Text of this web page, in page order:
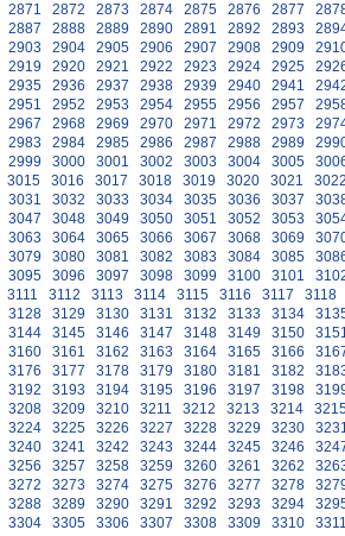
2871 2872 2873 2874 2875 2876 2877
2887 2888 2889 2890 2891 2892 2893
2903 2904 2905 2906 2907 2908 2909
2919 2920 2921 2922 2923 2924 2925
2935 2936 2937 2938 2939 2940 2941
2951 2952 2953 2954 2955 2956 2957
2967 2968 2969 2970 2971 2972 2973
2983 2984 2985 2986 2987 2988 2989
2999 3000 3001 3002 3003 3004 3005
3015 3016 3017 3018 3019 3020 3021
3031 3032 3033 3034 3035 3036 3037
3047 3048 3049 3050 3051 3052 3053
3063 3064 3065 3066 3067 3068 3069
3079 3080 3081 3082 3083 3084 3085
3095 3096 3097 3098 3099 3100 3101
3111 3112 3113 3114 3115 3116 3117
3118
3128 3129 3130 3131 3132 3133 3134
3144 3145 3146 3147 3148 3149 3150
3160 3161 3162 3163 3164 3165 3166
3176 3177 3178 3179 3180 3181 3182
3192 3193 3194 3195 3196 3197 3198
3208 3209 3210 3211 3212 3213 3214
3224 3225 3226 3227 3228 3229 3230
3240 3241 3242 3243 3244 3245 3246
3256 3257 3258 3259 3260 3261 3262
3272 3273 3274 3275 3276 3277 3278
3288 3289 3290 3291 3292 3293 3294
3304 3305 3306 3307 3308 3309 3310